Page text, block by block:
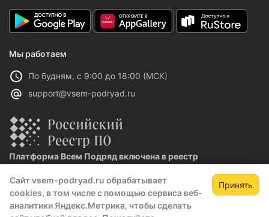
Сайт vsem-podryad.ru обрабатывает
cookies, в том числе с помощью сервиса веб-
аналитики Яндекс.Метрика, чтобы сделать
Принять
Мы работаем
По будням, с 9:00 до 18:00 (МСК)
support@vsem-podryad.ru
Платформа Всем Подряд включена в реестр
Реестровая запись №32021 от 06.02.2026